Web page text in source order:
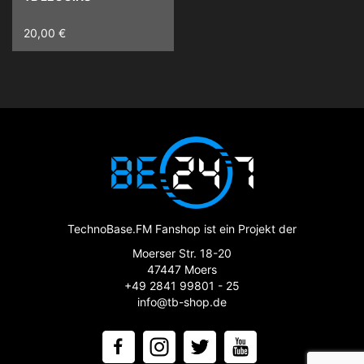
20,00 €
TechnoBase.FM Fanshop ist ein Projekt der
Moerser Str. 18-20
47447 Moers
+49 2841 99801 - 25
info@tb-shop.de